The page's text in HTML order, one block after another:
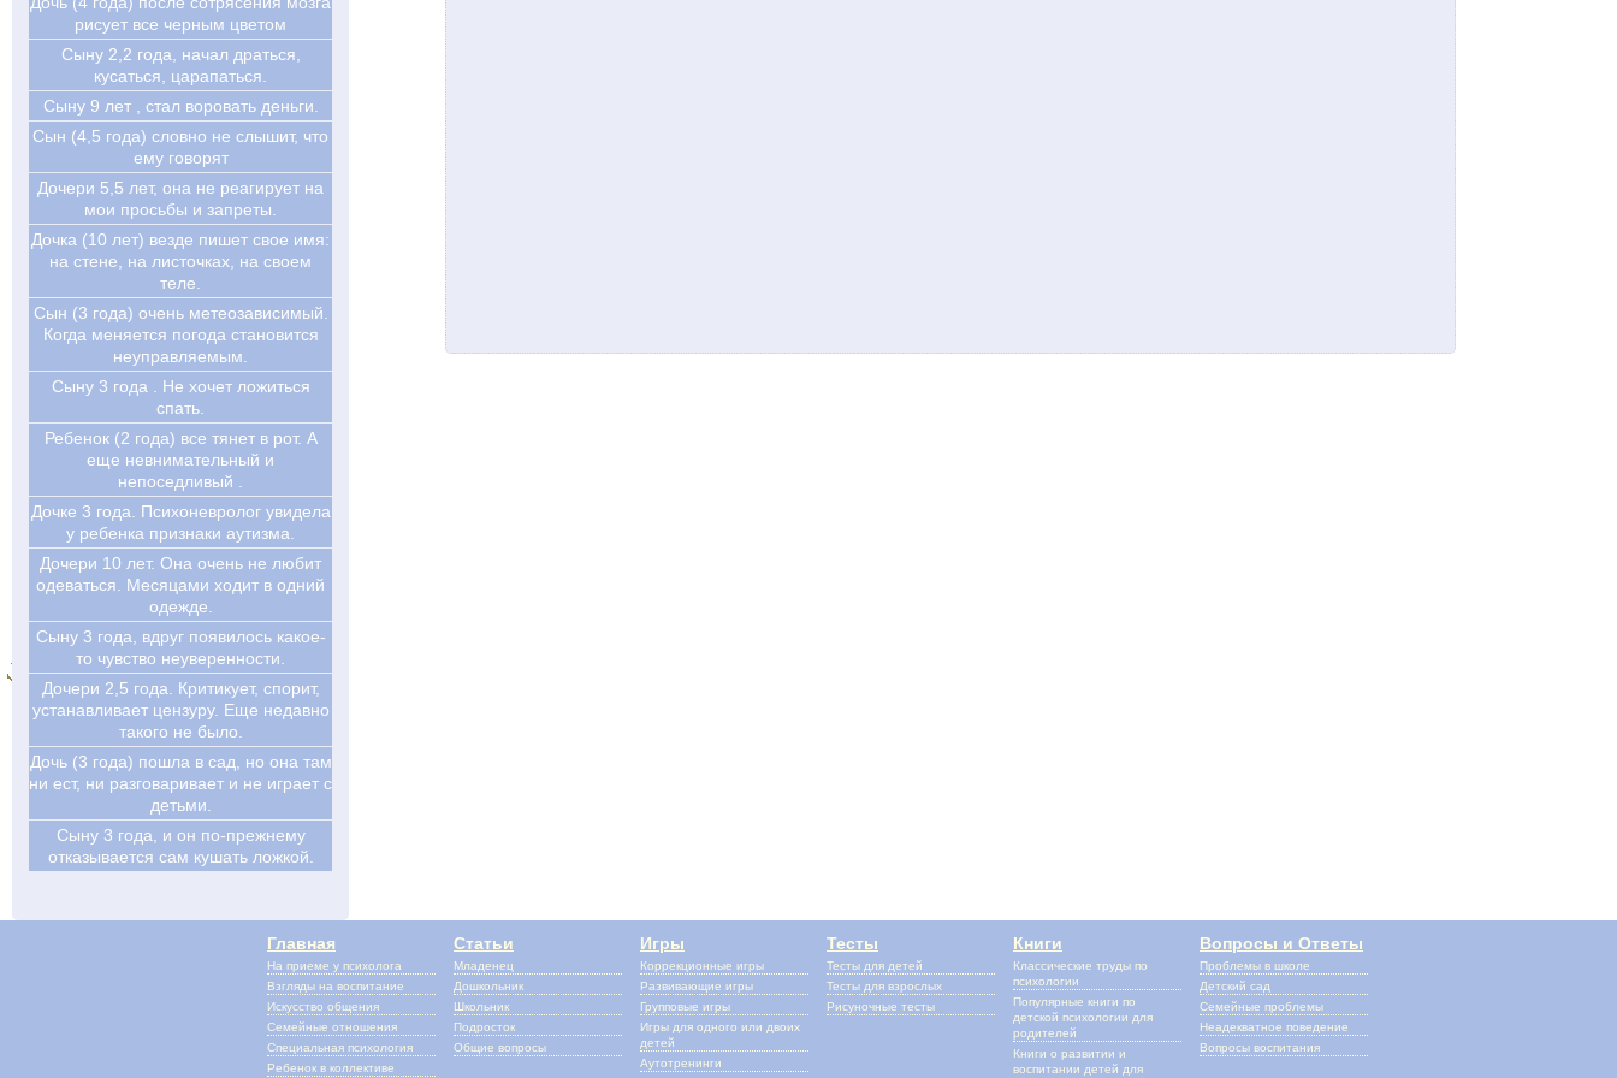
рисует все черным цветом
Сыну 2,2 года, начал драться,
кусаться, царапаться.
Сыну 9 лет , стал воровать деньги.
Сын (4,5 года) словно не слышит, что
ему говорят
Дочери 5,5 лет, она не реагирует на
мои просьбы и запреты.
Дочка (10 лет) везде пишет свое имя:
на стене, на листочках, на своем
теле.
Сын (3 года) очень метеозависимый.
Когда меняется погода становится
неуправляемым.
Сыну 3 года . Не хочет ложиться
спать.
Ребенок (2 года) все тянет в рот. А
еще невнимательный и
непоседливый .
Дочке 3 года. Психоневролог увидела
у ребенка признаки аутизма.
Дочери 10 лет. Она очень не любит
одеваться. Месяцами ходит в одний
одежде.
Сыну 3 года, вдруг появилось какое-
то чувство неуверенности.
Дочери 2,5 года. Критикует, спорит,
устанавливает цензуру. Еще недавно
такого не было.
Дочь (3 года) пошла в сад, но она там
ни ест, ни разговаривает и не играет с
детьми.
Сыну 3 года, и он по-прежнему
отказывается сам кушать ложкой.
Главная
На приеме у психолога
Взгляды на воспитание
Искусство общения
Семейные отношения
Специальная психология
Ребенок в коллективе
Статьи
Младенец
Дошкольник
Школьник
Подросток
Общие вопросы
Игры
Коррекционные игры
Развивающие игры
Групповые игры
Игры для одного или двоих
детей
Аутотренинги
Тесты
Тесты для детей
Тесты для взрослых
Рисуночные тесты
Книги
Классические труды по
психологии
Популярные книги по
детской психологии для
родителей
Книги о развитии и
воспитании детей для
Вопросы и Ответы
Проблемы в школе
Детский сад
Семейные проблемы
Неадекватное поведение
Вопросы воспитания